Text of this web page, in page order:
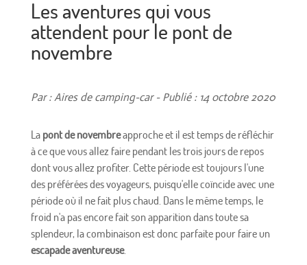
Les aventures qui vous
attendent pour le pont de
novembre
Par : Aires de camping-car - Publié : 14 octobre 2020
La pont de novembreapproche et il est temps de réfléchir
à ce que vous allez faire pendant les trois jours de repos
dont vous allez profiter. Cette période est toujours l'une
des préférées des voyageurs, puisqu'elle coïncide avec une
période où il ne fait plus chaud. Dans le même temps, le
froid n'a pas encore fait son apparition dans toute sa
splendeur, la combinaison est donc parfaite pour faire un
escapade aventureuse.